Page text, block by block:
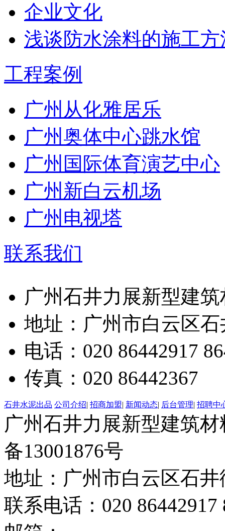
企业文化
浅谈防水涂料的施工
工程案例
广州从化雅居乐
广州奥体中心跳水馆
广州国际体育演艺中心
广州新白云机场
广州电视塔
联系我们
广州石井力展新型建
地址：广州市白云区
电话：020 86442917
传真：020 86442367
石井水泥出品 公司介绍| 招商加盟| 新闻动态| 后台管理| 招聘中
广州石井力展新型建筑
备13001876号
地址：广州市白云区石井
联系电话：020 86442917